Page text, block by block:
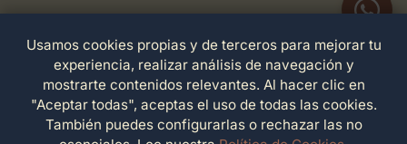
Legales
Política de Privacidad
Política de Cookies
Configuración de Cookies
Términos de Servicio
Usamos cookies propias y de terceros para mejorar tu
experiencia, realizar análisis de navegación y
mostrarte contenidos relevantes. Al hacer clic en
"Aceptar todas", aceptas el uso de todas las cookies.
También puedes configurarlas o rechazar las no